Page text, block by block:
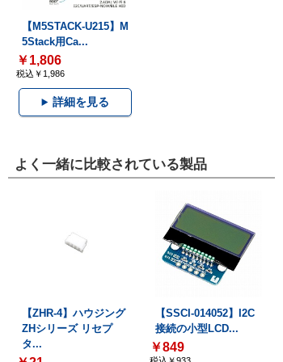
【M5STACK-U215】M
5Stack用Ca...
￥1,806
税込￥1,986
詳細を見る
よく一緒に比較されている製品
【ZHR-4】ハウジング
ZHシリーズ リセプ
タ...
【SSCI-014052】I2C
接続の小型LCD...
￥849